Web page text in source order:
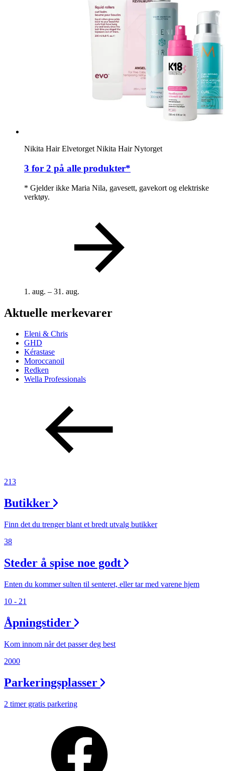
Nikita Hair Elvetorget Nikita Hair Nytorget
3 for 2 på alle produkter*
* Gjelder ikke Maria Nila, gavesett, gavekort og elektriske
verktøy.
1. aug. – 31. aug.
Aktuelle merkevarer
Eleni & Chris
GHD
Kérastase
Moroccanoil
Redken
Wella Professionals
213
Butikker
Finn det du trenger blant et bredt utvalg butikker
38
Steder å spise noe godt
Enten du kommer sulten til senteret, eller tar med varene hjem
10 - 21
Åpningstider
Kom innom når det passer deg best
2000
Parkeringsplasser
2 timer gratis parkering